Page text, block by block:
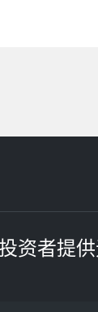
资者提